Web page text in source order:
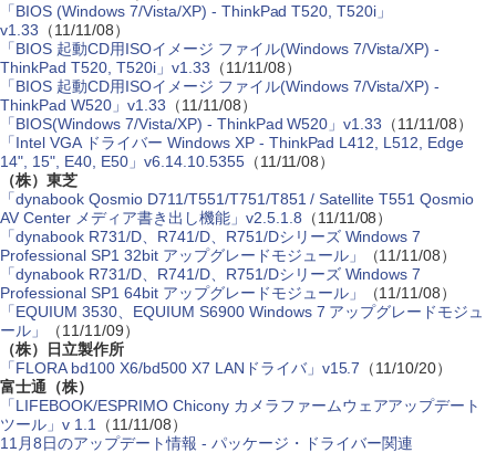
「BIOS (Windows 7/Vista/XP) - ThinkPad T520, T520i」
v1.33 （11/11/08）
「BIOS 起動CD用ISOイメージ ファイル(Windows 7/Vista/XP) -
ThinkPad T520, T520i」v1.33 （11/11/08）
「BIOS 起動CD用ISOイメージ ファイル(Windows 7/Vista/XP) -
ThinkPad W520」v1.33 （11/11/08）
「BIOS(Windows 7/Vista/XP) - ThinkPad W520」v1.33 （11/11/08）
「Intel VGA ドライバー Windows XP - ThinkPad L412, L512, Edge
14", 15", E40, E50」v6.14.10.5355（11/11/08）
（株）東芝
「dynabook Qosmio D711/T551/T751/T851 / Satellite T551 Qosmio
AV Center メディア書き出し機能」v2.5.1.8 （11/11/08）
「dynabook R731/D、R741/D、R751/Dシリーズ Windows 7
Professional SP1 32bit アップグレードモジュール」
（11/11/08）
「dynabook R731/D、R741/D、R751/Dシリーズ Windows 7
Professional SP1 64bit アップグレードモジュール」
（11/11/08）
「EQUIUM 3530、EQUIUM S6900 Windows 7 アップグレードモジュ
ール」
（11/11/09）
（株）日立製作所
「FLORA bd100 X6/bd500 X7 LANドライバ」v15.7 （11/10/20）
富士通（株）
「LIFEBOOK/ESPRIMO Chicony カメラファームウェアアップデート
ツール」v 1.1
（11/11/08）
11月8日のアップデート情報 - パッケージ・ドライバー関連